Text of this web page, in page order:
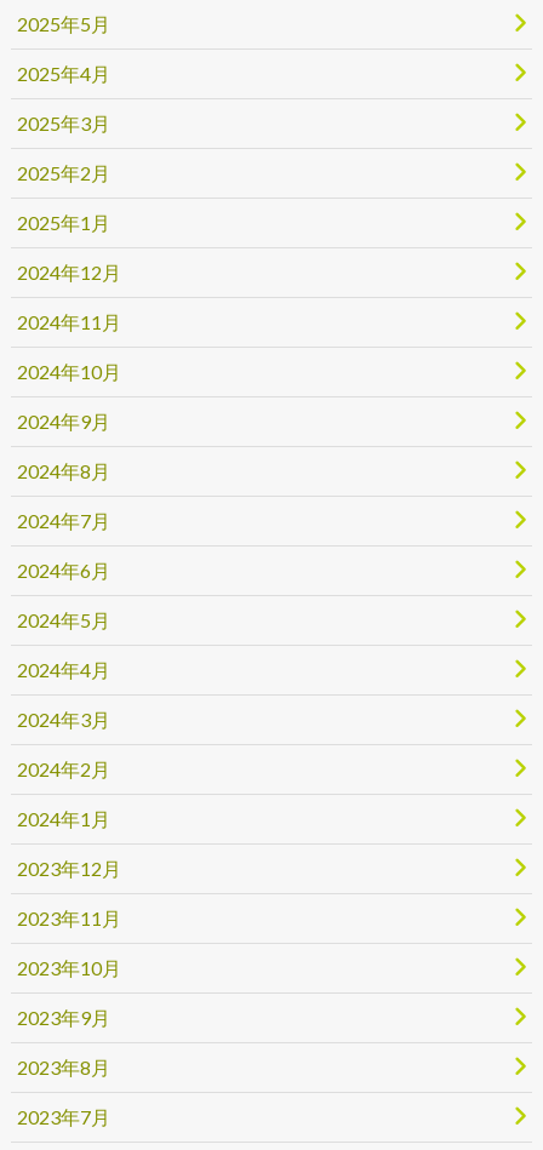
2025年5月
2025年4月
2025年3月
2025年2月
2025年1月
2024年12月
2024年11月
2024年10月
2024年9月
2024年8月
2024年7月
2024年6月
2024年5月
2024年4月
2024年3月
2024年2月
2024年1月
2023年12月
2023年11月
2023年10月
2023年9月
2023年8月
2023年7月